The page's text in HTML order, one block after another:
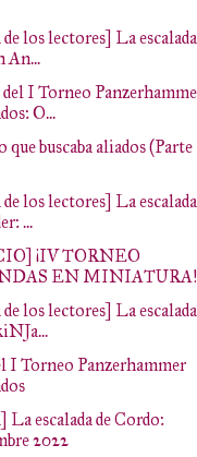
de los lectores] La escalada
An...
I Torneo
O...
que buscaba aliados (Parte
de los lectores] La escalada
...
¡IV TORNEO
EN MINIATURA!
de los lectores] La escalada
I Torneo Panzerhammer
La escalada de Cordo:
2022